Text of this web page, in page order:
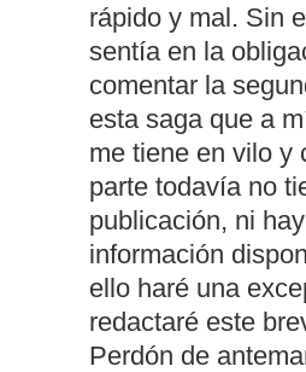
rápido y mal. Sin
sentía en la
comentar la
esta saga que a
me tiene en vilo y
parte todavía no
publicación, ni
información
ello haré una
redactaré este
Perdón de